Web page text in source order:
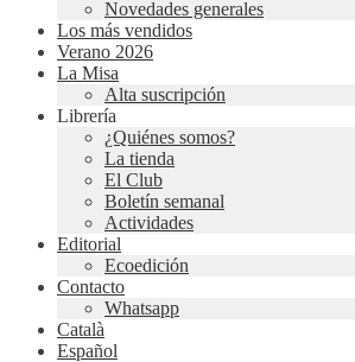
Novedades generales
Los más vendidos
Verano 2026
La Misa
Alta suscripción
Librería
¿Quiénes somos?
La tienda
El Club
Boletín semanal
Actividades
Editorial
Ecoedición
Contacto
Whatsapp
Català
Español